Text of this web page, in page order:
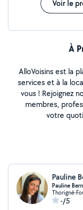
Voir le
À
AlloVoisins est la
services et à la
vous ! Rejoignez
membres,
votre
Pauline
Pauline
Thorigné-
-/5